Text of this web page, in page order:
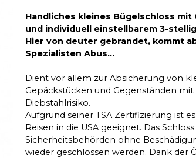
Handliches kleines Bügelschloss
und individuell einstellbarem 3-
Hier von deuter gebrandet, kommt
Spezialisten Abus...
Dient vor allem zur Absicherung von
Gepäckstücken und Gegenständen
Diebstahlrisiko.
Aufgrund seiner TSA Zertifizierung ist
Reisen in die USA geeignet. Das
Sicherheitsbehörden ohne
wieder geschlossen werden. Dank der